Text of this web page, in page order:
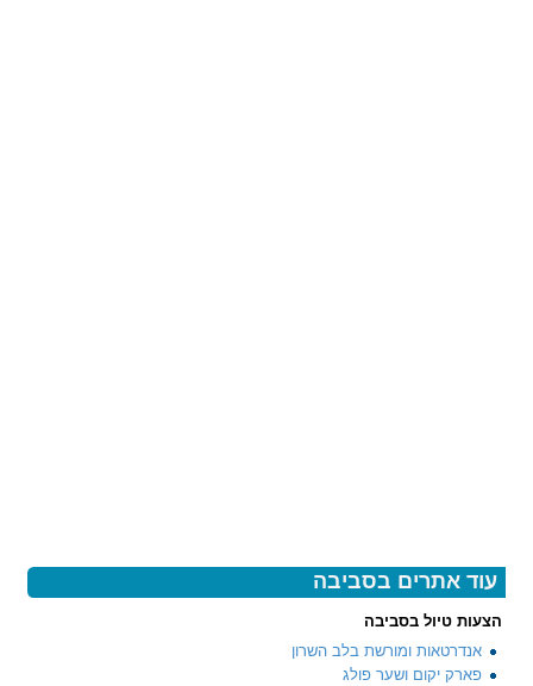
עוד אתרים בסביבה
הצעות טיול בסביבה
אנדרטאות ומורשת בלב השרון
פארק יקום ושער פולג